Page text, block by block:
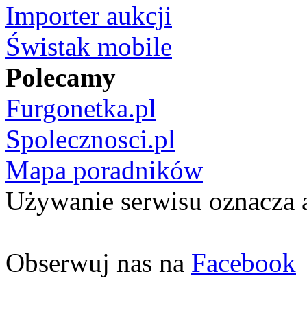
Importer aukcji
Świstak mobile
Polecamy
Furgonetka.pl
Spolecznosci.pl
Mapa poradników
Używanie serwisu oznacza
Obserwuj nas na Facebook